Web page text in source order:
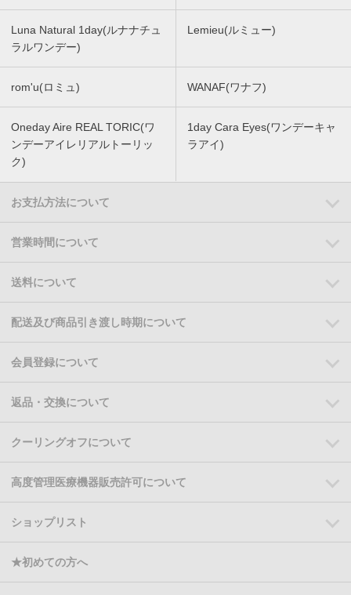
Luna Natural 1day(ルナナチュ
ラルワンデー)
Lemieu(ルミュー)
rom'u(ロミュ) WANAF(ワナフ)
Oneday Aire REAL TORIC(ワ
ンデーアイレリアルトーリッ
ク)
1day Cara Eyes(ワンデーキャ
ラアイ)
お支払方法について
営業時間について
送料について
配送及び商品引き渡し時期について
会員登録について
返品・交換について
クーリングオフについて
高度管理医療機器販売許可について
ショップリスト
★初めての方へ